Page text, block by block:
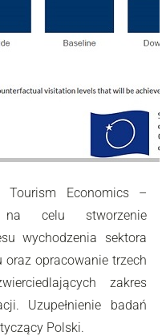
Tourism Economics –
celu stworzenie
wychodzenia sektora
opracowanie trzech
zakres
Uzupełnienie badań
Polski.